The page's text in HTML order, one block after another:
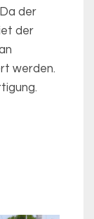
der
der
werden.